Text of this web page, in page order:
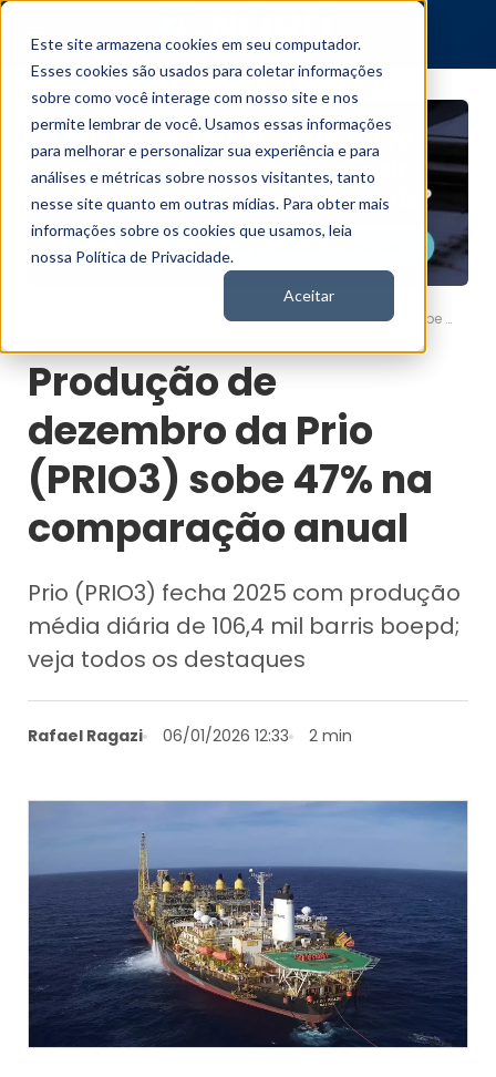
Este site armazena cookies em seu computador.
Esses cookies são usados para coletar informações
sobre como você interage com nosso site e nos
permite lembrar de você. Usamos essas informações
para melhorar e personalizar sua experiência e para
análises e métricas sobre nossos visitantes, tanto
nesse site quanto em outras mídias. Para obter mais
informações sobre os cookies que usamos, leia
nossa Política de Privacidade.
Aceitar
Produção de dezembro da Prio (PRIO3) sobe 47% na comparação anual
Produção de
dezembro da Prio
(PRIO3) sobe 47% na
comparação anual
Prio (PRIO3) fecha 2025 com produção
média diária de 106,4 mil barris boepd;
veja todos os destaques
Rafael Ragazi 06/01/2026 12:33 2 min